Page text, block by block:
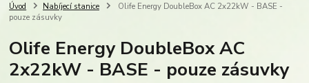
Úvod Nabíjecí stanice
Olife Energy DoubleBox AC 2x22kW - BASE -
pouze zásuvky
Olife Energy DoubleBox AC
2x22kW - BASE - pouze zásuvky